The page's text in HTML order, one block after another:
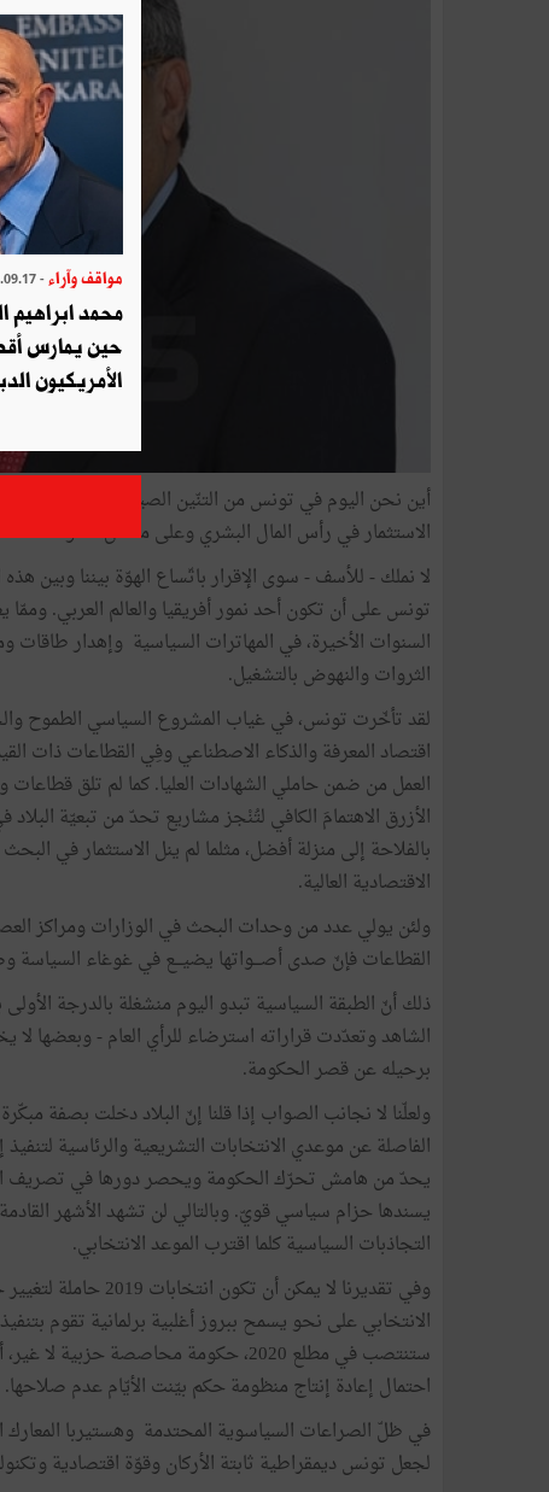
أين نحن اليوم في تونس من التنّين الصيني والنمور
الاستثمار في رأس المال البشري وعلى مكامن النموّ
لا نملك - للأسف - سوى الإقرار باتّساع الهوّة بيننا وبين
تونس على أن تكون أحد نمور أفريقيا والعالم العربي. وممّا
السنوات الأخيرة، في المهاترات السياسية وإهدار طاقات
الثروات والنهوض بالتشغيل.
لقد تأخّرت تونس، في غياب المشروع السياسي الطموح
اقتصاد المعرفة والذكاء الاصطناعي وفِي القطاعات ذات
العمل من ضمن حاملي الشهادات العليا. كما لم تلق قطاعات
الأزرق الاهتمامَ الكافي لتُنْجز مشاريع تحدّ من تبعيّة
بالفلاحة إلى منزلة أفضل، مثلما لم ينل الاستثمار في
الاقتصادية العالية.
ولئن يولي عدد من وحدات البحث في الوزارات ومراكز
القطاعات فإنّ صدى أصـــواتها يضيـــع في غوغاء السياسة
الشاهد وتعدّدت قراراته استرضاء للرأي العام -
برحيله عن قصر الحكومة.
ولعلّنا لا نجانب الصواب إذا قلنا إنّ البلاد دخلت بصفة
الفاصلة عن موعدي الانتخابات التشريعية والرئاسية
يحدّ من هامش تحرّك الحكومة ويحصر دورها في تصريف
يسندها حزام سياسي قويّ. وبالتالي لن تشهد الأشهر
التجاذبات السياسية كلما اقترب الموعد الانتخابي.
وفي تقديرنا لا
الانتخابي على نحو يسمح ببروز أغلبية برلمانية تقوم
ستنتصب في مطلع 2020، حكومة محاصصة
احتمال إعادة إنتاج منظومة حكم بيّنت الأيّام عدم صلاحها.
في ظلّ الصراعات السياسوية المحتدمة وهستيربا
لجعل تونس ديمقراطية ثابتة الأركان وقوّة اقتصادية
مواقف وآراء - 2025.09.17
محمد ابراهيم
حين يمارس
الأمريكيون